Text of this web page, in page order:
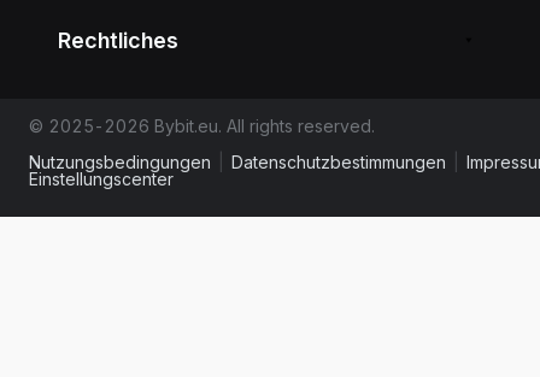
Rechtliches
© 2025-2026 Bybit.eu. All rights reserved.
Nutzungsbedingungen
Datenschutzbestimmungen
Einstellungscenter